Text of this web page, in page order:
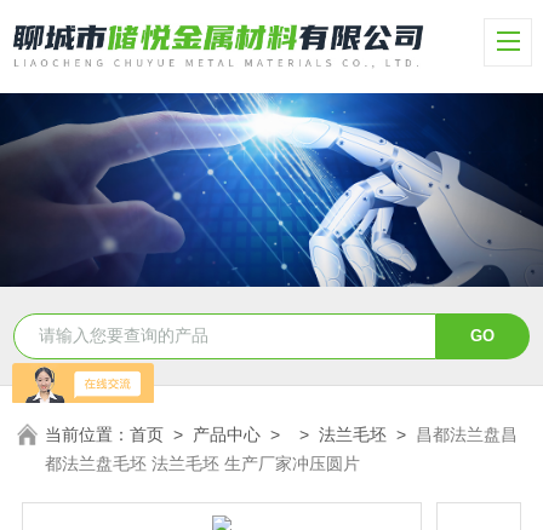
当前位置：首页 > 产品中心 > >法兰毛坯 > 昌都法兰盘昌
都法兰盘毛坯 法兰毛坯 生产厂家冲压圆片